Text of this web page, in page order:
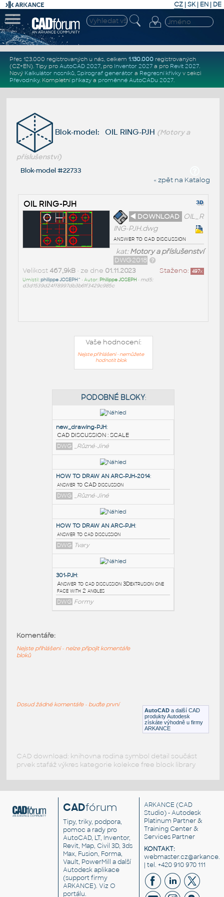
CZ | SK| EN | DE
Přes 123.000 registrovaných u nás, celkem 1.130.000registrovaných
(CZ+EN). Tipy pro AutoCAD 2027, pro Inventor 2027a pro Revit 2027.
Nový Kalkulátor nosníků, Spirograf generátor a Regresní křivkyv sekci
Převodníky. Kompletní příkazya proměnné AutoCADu 2027.
Blok-model: OIL RING-PJH (Motory a
příslušenství)
Blok-model #22733
« zpět na Katalog
OIL RING-PJH
◄ DOWNLOAD
OIL_R
ING-PJH.dwg
answer to cad discussion
kat:Motory a příslušenství
DWG2018
Staženo: 497x
Velikost 467,9kB• ze dne 01.11.2023
Umístil:philippe JOSEPH^ • Autor: Philippe JOSEPH • md5:
d3d1539d24ff8997db3b61f3429c985c
Vaše hodnocení:
Nejste přihlášeni - nemůžete
hodnotit blok
PODOBNÉ BLOKY:
new_drawing-PJH
CAD DISCUSSION : SCALE
DWG _Různé-Jiné
HOW TO DRAW AN ARC-PJH-2014
answer to CAD discussion
DWG _Různé-Jiné
DWG Formy AutoCAD a další CAD
produkty Autodesk
získáte výhodně u firmy
ARKANCE
Komentáře:
Nejste přihlášeni - nelze připojit komentáře
bloků
Dosud žádné komentáře - buďte první
CAD download: knihovna rodina symbol detail součást
prvek stafáž výkres kategorie kolekce free block library
CADfórum
Tipy, triky, podpora,
pomoc a rady pro
AutoCAD, LT, Inventor,
Revit, Map, Civil 3D, 3ds
Max, Fusion, Forma,
Vault, PowerMill a další
Autodesk aplikace
(support firmy
ARKANCE). VizO
portálu.
ARKANCE (CAD
Studio) - Autodesk
Platinum Partner &
Training Center &
Services Partner
KONTAKT:
| tel. +420 910 970 111